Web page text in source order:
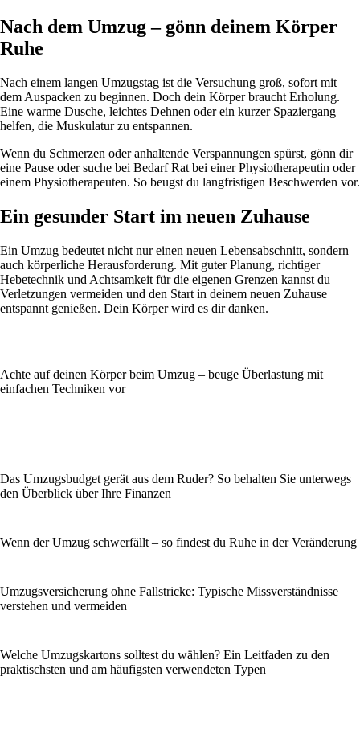
Nach dem Umzug – gönn deinem Körper
Ruhe
Nach einem langen Umzugstag ist die Versuchung groß, sofort mit
dem Auspacken zu beginnen. Doch dein Körper braucht Erholung.
Eine warme Dusche, leichtes Dehnen oder ein kurzer Spaziergang
helfen, die Muskulatur zu entspannen.
Wenn du Schmerzen oder anhaltende Verspannungen spürst, gönn dir
eine Pause oder suche bei Bedarf Rat bei einer Physiotherapeutin oder
einem Physiotherapeuten. So beugst du langfristigen Beschwerden vor.
Ein gesunder Start im neuen Zuhause
Ein Umzug bedeutet nicht nur einen neuen Lebensabschnitt, sondern
auch körperliche Herausforderung. Mit guter Planung, richtiger
Hebetechnik und Achtsamkeit für die eigenen Grenzen kannst du
Verletzungen vermeiden und den Start in deinem neuen Zuhause
entspannt genießen. Dein Körper wird es dir danken.
Achte auf deinen Körper beim Umzug – beuge Überlastung mit
einfachen Techniken vor
Das Umzugsbudget gerät aus dem Ruder? So behalten Sie unterwegs
den Überblick über Ihre Finanzen
Wenn der Umzug schwerfällt – so findest du Ruhe in der Veränderung
Umzugsversicherung ohne Fallstricke: Typische Missverständnisse
verstehen und vermeiden
Welche Umzugskartons solltest du wählen? Ein Leitfaden zu den
praktischsten und am häufigsten verwendeten Typen